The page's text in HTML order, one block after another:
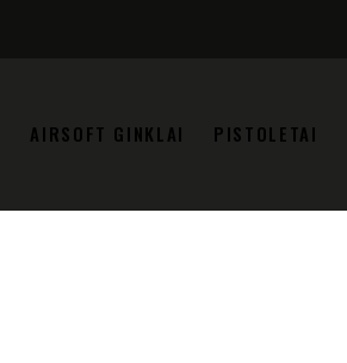
AIRSOFT GINKLAI PISTOLETAI